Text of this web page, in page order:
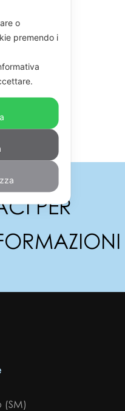
,Prezioso e
PER
(SM)
o
premendo i